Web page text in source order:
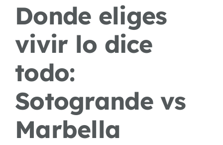
Donde eliges
vivir lo dice
todo:
Sotogrande vs
Marbella